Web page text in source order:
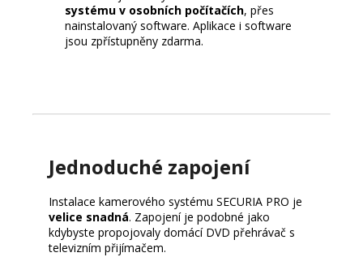
systému v osobních počítačích, přes
nainstalovaný software. Aplikace i software
jsou zpřístupněny zdarma.
Jednoduché zapojení
Instalace kamerového systému SECURIA PRO je
velice snadná. Zapojení je podobné jako
kdybyste propojovaly domácí DVD přehrávač s
televizním přijímačem.